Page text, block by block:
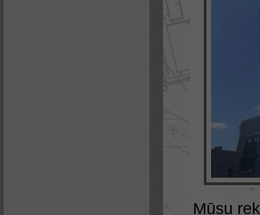
Mūsu